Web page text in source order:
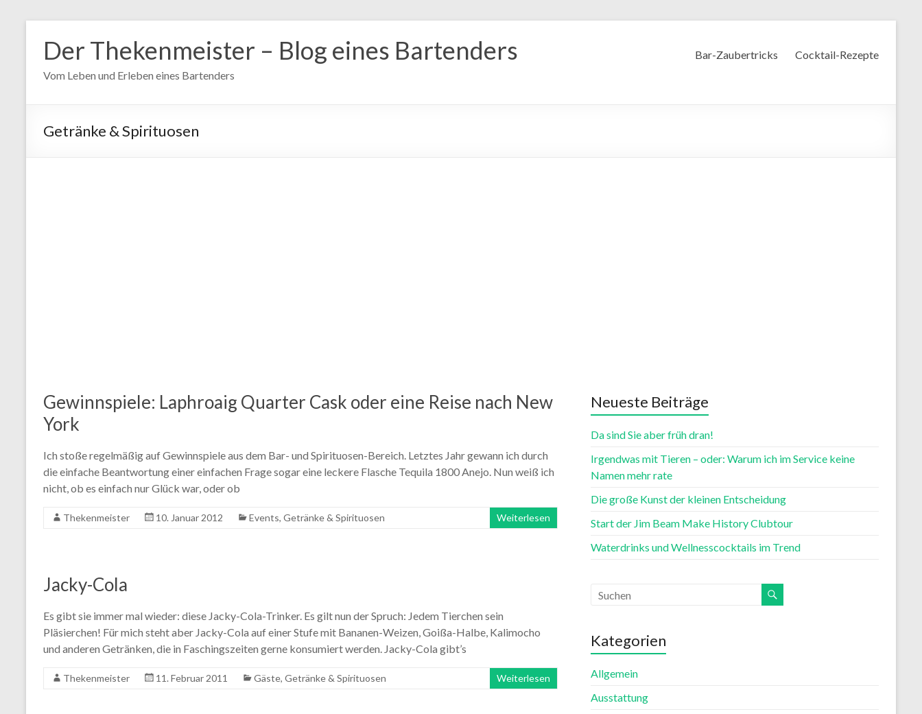
Inhalt
springen
Der Thekenmeister – Blog eines Bartenders
Vom Leben und Erleben eines Bartenders
Bar-Zaubertricks Cocktail-Rezepte
Getränke & Spirituosen
Gewinnspiele: Laphroaig Quarter Cask oder eine Reise nach New
York
Ich stoße regelmäßig auf Gewinnspiele aus dem Bar- und Spirituosen-Bereich. Letztes Jahr gewann ich durch
die einfache Beantwortung einer einfachen Frage sogar eine leckere Flasche Tequila 1800 Anejo. Nun weiß ich
nicht, ob es einfach nur Glück war, oder ob
Thekenmeister 10. Januar 2012 Events, Getränke & Spirituosen Weiterlesen
Jacky-Cola
Es gibt sie immer mal wieder: diese Jacky-Cola-Trinker. Es gilt nun der Spruch: Jedem Tierchen sein
Pläsierchen! Für mich steht aber Jacky-Cola auf einer Stufe mit Bananen-Weizen, Goißa-Halbe, Kalimocho
und anderen Getränken, die in Faschingszeiten gerne konsumiert werden. Jacky-Cola gibt’s
Thekenmeister 11. Februar 2011 Gäste, Getränke & Spirituosen Weiterlesen
Neueste Beiträge
Da sind Sie aber früh dran!
Irgendwas mit Tieren – oder: Warum ich im Service keine
Namen mehr rate
Die große Kunst der kleinen Entscheidung
Start der Jim Beam Make History Clubtour
Waterdrinks und Wellnesscocktails im Trend
Kategorien
Allgemein
Ausstattung